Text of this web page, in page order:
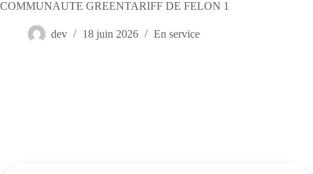
COMMUNAUTE GREENTARIFF DE FELON 1
dev 18 juin 2026 En service